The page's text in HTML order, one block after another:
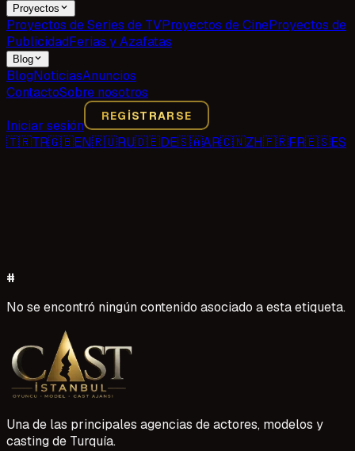
Proyectos
Proyectos de Series de TVProyectos de CineProyectos de
PublicidadFerias y Azafatas
Blog
BlogNoticiasAnuncios
ContactoSobre nosotros
Iniciar sesión
REGISTRARSE
🇹🇷TR🇬🇧EN🇷🇺RU🇩🇪DE🇸🇦AR🇨🇳ZH🇫🇷FR🇪🇸ES
#
No se encontró ningún contenido asociado a esta etiqueta.
Una de las principales agencias de actores, modelos y
casting de Turquía.